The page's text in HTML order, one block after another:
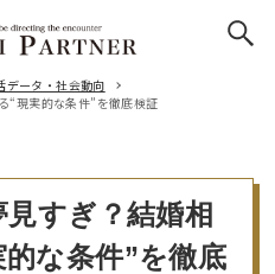
データ・社会動向
“現実的な条件”を徹底検証
すぎ？結婚相
な条件”を徹底